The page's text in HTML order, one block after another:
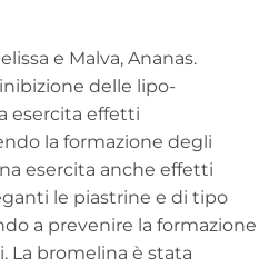
e Malva, Ananas.
delle lipo-
esercita effetti
la formazione degli
esercita anche effetti
le piastrine e di tipo
a prevenire la formazione
bromelina è stata